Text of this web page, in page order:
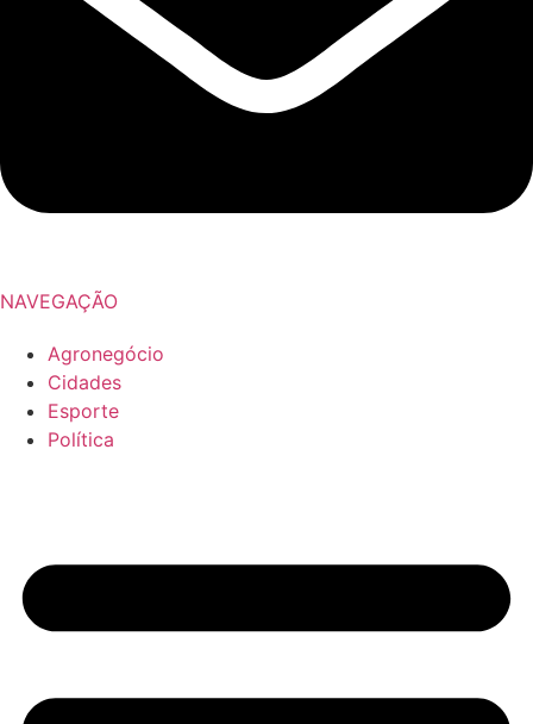
NAVEGAÇÃO
Agronegócio
Cidades
Esporte
Política